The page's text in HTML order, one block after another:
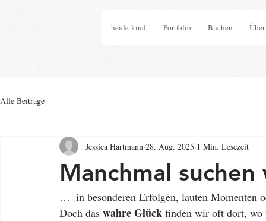
heide-kind Portfolio Buchen
Alle Beiträge
Manchmal
Jessica Hartmann 28. Aug. 2025 1 Min. Lesezeit
…  in besonderen Erfolgen, lauten Momenten
Doch das wahre Glück finden wir oft dort, wo